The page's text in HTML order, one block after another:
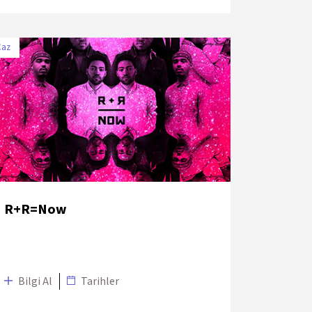
R+R=Now
Bilgi Al Tarihler
TARİH MEKÂN
7 Temmuz 2018 KüçükÇiftlik Bahçe